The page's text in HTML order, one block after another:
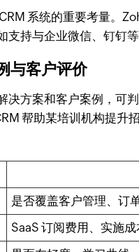
系统的重要考量。
支持与企业微信、钉钉
与客户评价
决方案和客户案例，可
帮助某培训机构提
是否覆盖客户管理、订
SaaS 订阅费用、实施